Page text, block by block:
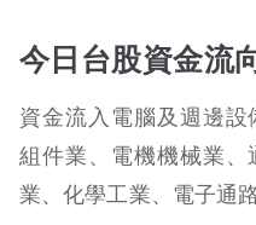
今日台股資金流
資金流入電腦及週邊
組件業、電機機械業
業、化學工業、電子通路